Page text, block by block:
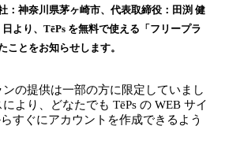
：神奈川県茅ヶ崎市、代表取締役：田渕 健
より、TēPs を無料で使える「フリープラ
ことをお知らせします。
の提供は一部の方に限定していまし
より、どなたでも TēPs の WEB サイ
すぐにアカウントを作成できるよう